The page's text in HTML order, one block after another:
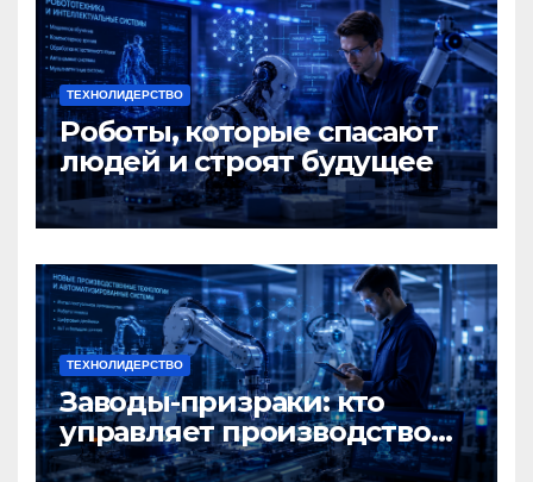
ТЕХНОЛИДЕРСТВО
Роботы, которые спасают
людей и строят будущее
ТЕХНОЛИДЕРСТВО
Заводы-призраки: кто
управляет производством
будущего?